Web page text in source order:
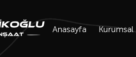
Anasayfa Kurumsal